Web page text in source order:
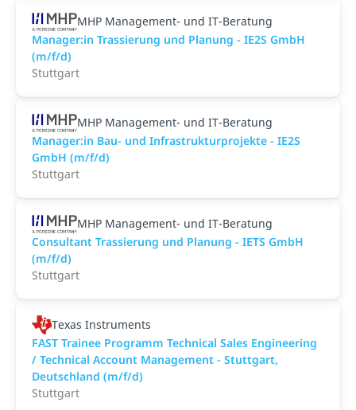
MHP Management- und IT-Beratung
Manager:in Trassierung und Planung - IE2S GmbH
(m/f/d)
Stuttgart
MHP Management- und IT-Beratung
Manager:in Bau- und Infrastrukturprojekte - IE2S
GmbH (m/f/d)
Stuttgart
MHP Management- und IT-Beratung
Consultant Trassierung und Planung - IETS GmbH
(m/f/d)
Stuttgart
Texas Instruments
FAST Trainee Programm Technical Sales Engineering
/ Technical Account Management - Stuttgart,
Deutschland (m/f/d)
Stuttgart